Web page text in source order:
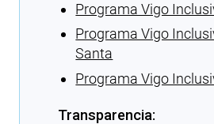
Programa Vigo
Programa Vigo
Santa
Programa Vigo
Transparencia: